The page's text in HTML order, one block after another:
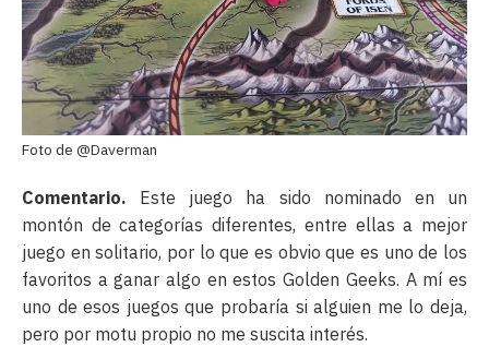
Foto de @Daverman
Comentario. Este juego ha sido nominado en un
montón de categorías diferentes, entre ellas a mejor
juego en solitario, por lo que es obvio que es uno de los
favoritos a ganar algo en estos Golden Geeks. A mí es
uno de esos juegos que probaría si alguien me lo deja,
pero por motu propio no me suscita interés.